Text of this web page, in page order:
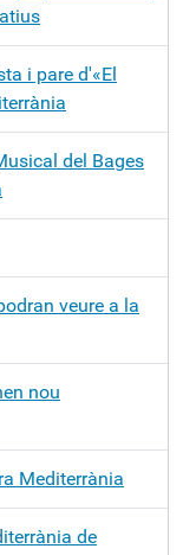
i pare d'«El
del Bages
veure a la
nou
Mediterrània
de